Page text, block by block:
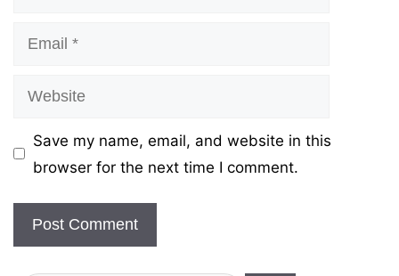
Email
Website
Save my name, email, and website in this
browser for the next time I comment.